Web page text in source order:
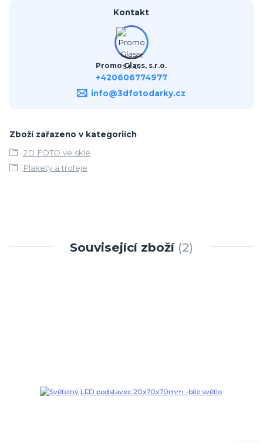
Kontakt
Promo Glass, s.r.o.
+420606774977
info@3dfotodarky.cz
Zboží zařazeno v kategoriích
2D FOTO ve skle
Plakety a trofeje
Související zboží 2